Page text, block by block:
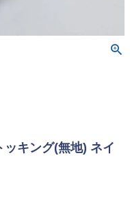
ッキング(無地) ネイ